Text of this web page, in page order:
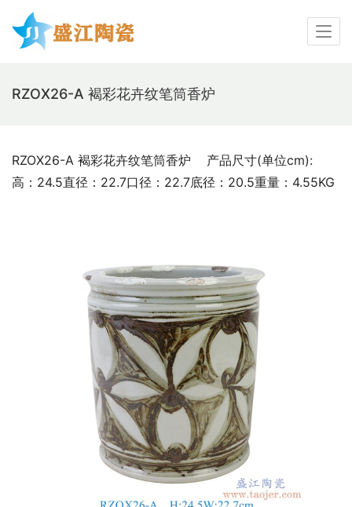
RZOX26-A 褐彩花卉纹笔筒香炉
RZOX26-A 褐彩花卉纹笔筒香炉    产品尺寸(单位cm):
高：24.5直径：22.7口径：22.7底径：20.5重量：4.55KG